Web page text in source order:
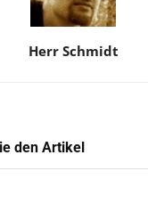
Herr Schmidt
den Artikel